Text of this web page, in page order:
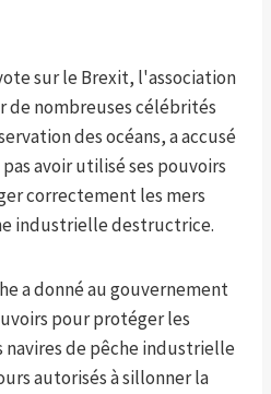
sur le Brexit, l'association
de nombreuses célébrités
des océans, a accusé
avoir utilisé ses pouvoirs
correctement les mers
industrielle destructrice.
a donné au gouvernement
pour protéger les
navires de pêche industrielle
autorisés à sillonner la